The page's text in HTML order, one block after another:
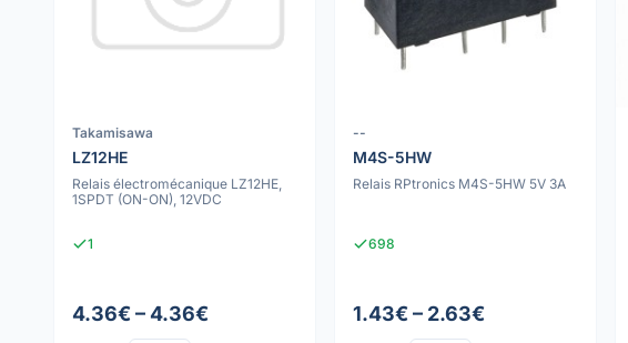
Takamisawa
LZ12HE
Relais électromécanique LZ12HE,
1SPDT (ON-ON), 12VDC
1
4.36€ – 4.36€
--
M4S-5HW
Relais RPtronics M4S-5HW 5V 3A
698
1.43€ – 2.63€